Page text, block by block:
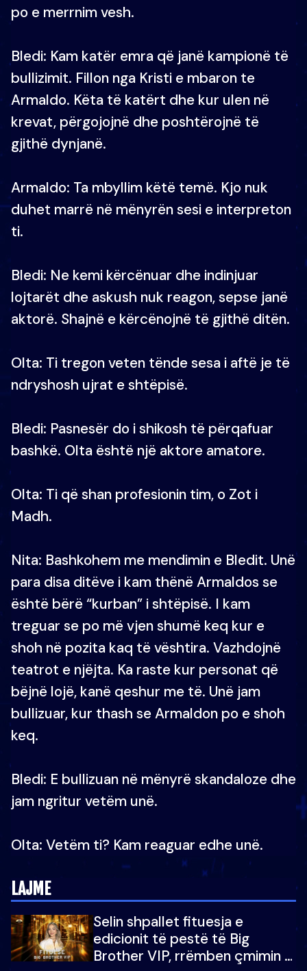
po e merrnim vesh.
Bledi: Kam katër emra që janë kampionë të
bullizimit. Fillon nga Kristi e mbaron te
Armaldo. Këta të katërt dhe kur ulen në
krevat, përgojojnë dhe poshtërojnë të
gjithë dynjanë.
Armaldo: Ta mbyllim këtë temë. Kjo nuk
duhet marrë në mënyrën sesi e interpreton
ti.
Bledi: Ne kemi kërcënuar dhe indinjuar
lojtarët dhe askush nuk reagon, sepse janë
aktorë. Shajnë e kërcënojnë të gjithë ditën.
Olta: Ti tregon veten tënde sesa i aftë je të
ndryshosh ujrat e shtëpisë.
Bledi: Pasnesër do i shikosh të përqafuar
bashkë. Olta është një aktore amatore.
Olta: Ti që shan profesionin tim, o Zot i
Madh.
Nita: Bashkohem me mendimin e Bledit. Unë
para disa ditëve i kam thënë Armaldos se
është bërë “kurban” i shtëpisë. I kam
treguar se po më vjen shumë keq kur e
shoh në pozita kaq të vështira. Vazhdojnë
teatrot e njëjta. Ka raste kur personat që
bëjnë lojë, kanë qeshur me të. Unë jam
bullizuar, kur thash se Armaldon po e shoh
keq.
Bledi: E bullizuan në mënyrë skandaloze dhe
jam ngritur vetëm unë.
Olta: Vetëm ti? Kam reaguar edhe unë.
LAJME
Selin shpallet fituesja e
edicionit të pestë të Big
Brother VIP, rrëmben çmimin e